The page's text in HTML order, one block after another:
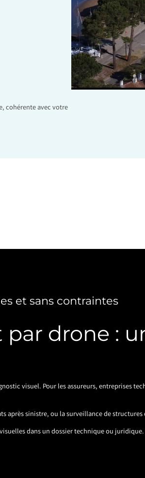
cohérente avec votre
et sans contraintes
drone :
visuel. Pour les assureurs, entreprises
après sinistre, ou la surveillance de
dans un dossier technique ou juridique.